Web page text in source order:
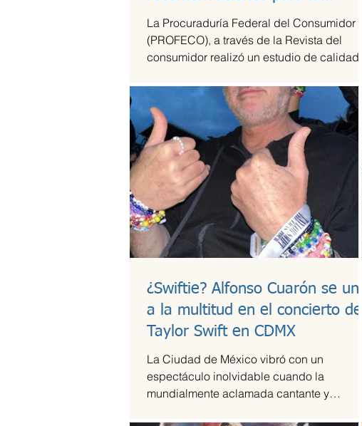
lonchera
La Procuraduría Federal del Consumidor
(PROFECO), a través de la Revista del
consumidor realizó un estudio de calidad a
¿Swiftie? Alfonso Cuarón se une
a la multitud en el concierto de
Taylor Swift en CDMX
La Ciudad de México vibró con un
espectáculo inolvidable cuando la
mundialmente aclamada cantante y